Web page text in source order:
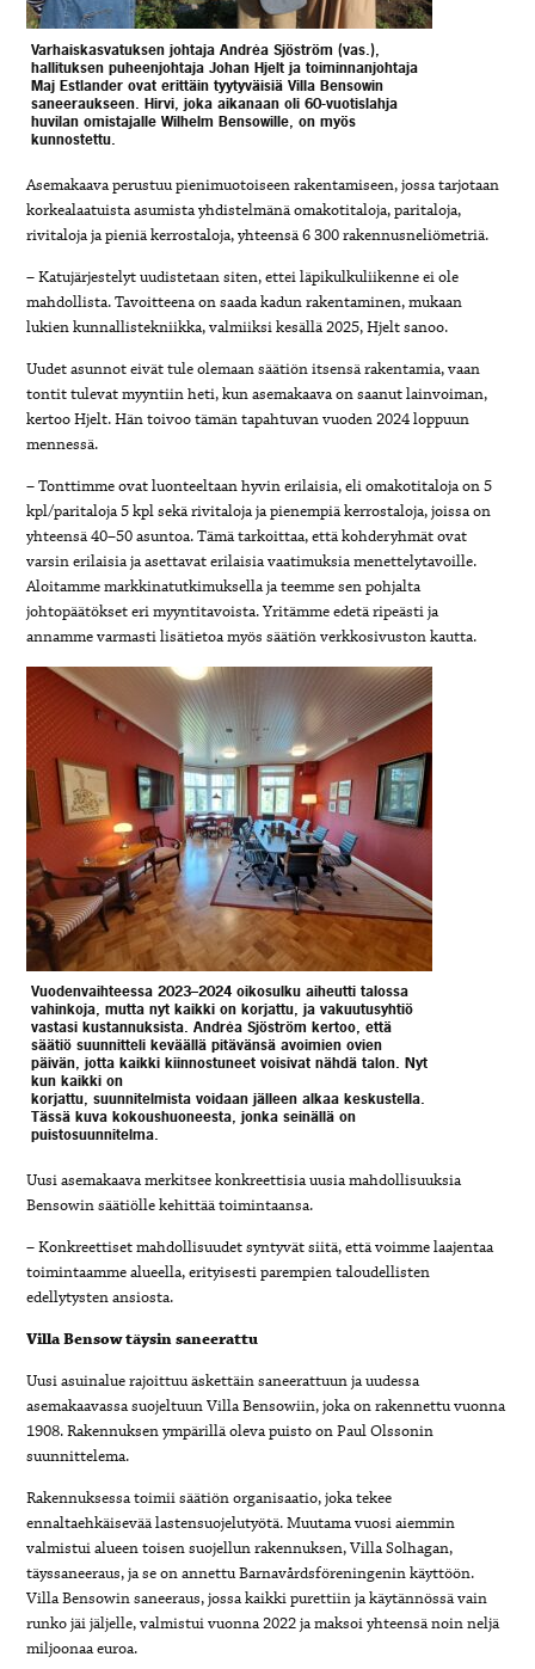
Varhaiskasvatuksen johtaja Andréa Sjöström (vas.),
hallituksen puheenjohtaja Johan Hjelt ja toiminnanjohtaja
Maj Estlander ovat erittäin tyytyväisiä Villa Bensowin
saneeraukseen. Hirvi, joka aikanaan oli 60-vuotislahja
huvilan omistajalle Wilhelm Bensowille, on myös
kunnostettu.
Asemakaava perustuu pienimuotoiseen rakentamiseen, jossa tarjotaan
korkealaatuista asumista yhdistelmänä omakotitaloja, paritaloja,
rivitaloja ja pieniä kerrostaloja, yhteensä 6 300 rakennusneliömetriä.
– Katujärjestelyt uudistetaan siten, ettei läpikulkuliikenne ei ole
mahdollista. Tavoitteena on saada kadun rakentaminen, mukaan
lukien kunnallistekniikka, valmiiksi kesällä 2025, Hjelt sanoo.
Uudet asunnot eivät tule olemaan säätiön itsensä rakentamia, vaan
tontit tulevat myyntiin heti, kun asemakaava on saanut lainvoiman,
kertoo Hjelt. Hän toivoo tämän tapahtuvan vuoden 2024 loppuun
mennessä.
– Tonttimme ovat luonteeltaan hyvin erilaisia, eli omakotitaloja on 5
kpl/paritaloja 5 kpl sekä rivitaloja ja pienempiä kerrostaloja, joissa on
yhteensä 40–50 asuntoa. Tämä tarkoittaa, että kohderyhmät ovat
varsin erilaisia ja asettavat erilaisia vaatimuksia menettelytavoille.
Aloitamme markkinatutkimuksella ja teemme sen pohjalta
johtopäätökset eri myyntitavoista. Yritämme edetä ripeästi ja
annamme varmasti lisätietoa myös säätiön verkkosivuston kautta.
Vuodenvaihteessa 2023–2024 oikosulku aiheutti talossa
vahinkoja, mutta nyt kaikki on korjattu, ja vakuutusyhtiö
vastasi kustannuksista. Andréa Sjöström kertoo, että
säätiö suunnitteli keväällä pitävänsä avoimien ovien
päivän, jotta kaikki kiinnostuneet voisivat nähdä talon. Nyt
kun kaikki on
korjattu, suunnitelmista voidaan jälleen alkaa keskustella.
Tässä kuva kokoushuoneesta, jonka seinällä on
puistosuunnitelma.
Uusi asemakaava merkitsee konkreettisia uusia mahdollisuuksia
Bensowin säätiölle kehittää toimintaansa.
– Konkreettiset mahdollisuudet syntyvät siitä, että voimme laajentaa
toimintaamme alueella, erityisesti parempien taloudellisten
edellytysten ansiosta.
Villa Bensow täysin saneerattu
Uusi asuinalue rajoittuu äskettäin saneerattuun ja uudessa
asemakaavassa suojeltuun Villa Bensowiin, joka on rakennettu vuonna
1908. Rakennuksen ympärillä oleva puisto on Paul Olssonin
suunnittelema.
Rakennuksessa toimii säätiön organisaatio, joka tekee
ennaltaehkäisevää lastensuojelutyötä. Muutama vuosi aiemmin
valmistui alueen toisen suojellun rakennuksen, Villa Solhagan,
täyssaneeraus, ja se on annettu Barnavårdsföreningenin käyttöön.
Villa Bensowin saneeraus, jossa kaikki purettiin ja käytännössä vain
runko jäi jäljelle, valmistui vuonna 2022 ja maksoi yhteensä noin neljä
miljoonaa euroa.